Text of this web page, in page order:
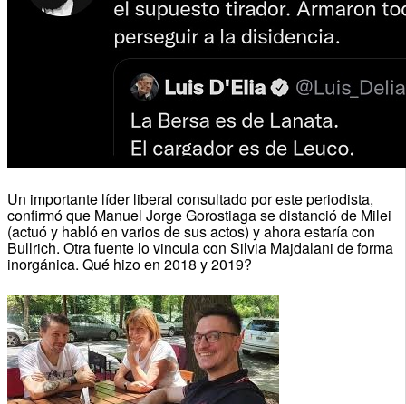
Un importante líder liberal consultado por este periodista,
confirmó que Manuel Jorge Gorostiaga se distanció de Milei
(actuó y habló en varios de sus actos) y ahora estaría con
Bullrich. Otra fuente lo vincula con Silvia Majdalani de forma
inorgánica. Qué hizo en 2018 y 2019?